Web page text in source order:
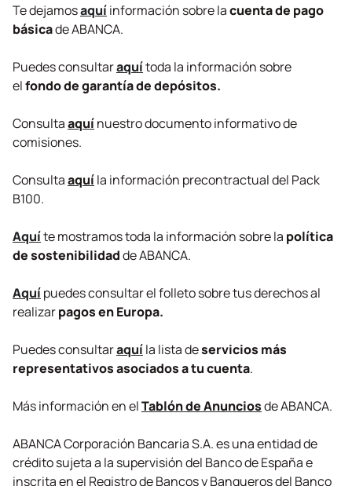
Te dejamosaquíinformación sobre lacuenta de pago
básicade ABANCA.
Puedes consultaraquítoda la información sobre
elfondo de garantía de depósitos.
Consultaaquínuestro documento informativo de
comisiones.
Consultaaquíla información precontractual del Pack
B100.
Aquíte mostramos toda la información sobre la política
de sostenibilidadde ABANCA.
Aquípuedes consultar el folleto sobre tus derechos al
realizarpagos en Europa.
Puedes consultaraquíla lista deservicios más
representativos asociados a tu cuenta.
Más información en elTablón deAnunciosde ABANCA.
ABANCA Corporación Bancaria S.A. es una entidad de
crédito sujeta a la supervisión del Banco de España e
inscrita en el Registro de Bancos y Banqueros del Banco